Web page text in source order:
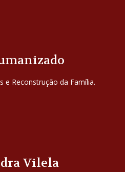
e Reconstrução da Família.
Vilela